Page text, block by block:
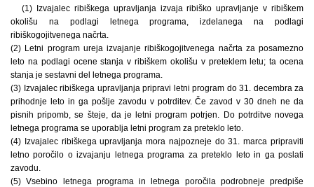
(1) Izvajalec ribiškega upravljanja izvaja ribiško upravljanje v ribiškem
okolišu na podlagi letnega programa, izdelanega na podlagi
ribiškogojitvenega načrta.
(2) Letni program ureja izvajanje ribiškogojitvenega načrta za posamezno
leto na podlagi ocene stanja v ribiškem okolišu v preteklem letu; ta ocena
stanja je sestavni del letnega programa.
(3) Izvajalec ribiškega upravljanja pripravi letni program do 31. decembra za
prihodnje leto in ga pošlje zavodu v potrditev. Če zavod v 30 dneh ne da
pisnih pripomb, se šteje, da je letni program potrjen. Do potrditve novega
letnega programa se uporablja letni program za preteklo leto.
(4) Izvajalec ribiškega upravljanja mora najpozneje do 31. marca pripraviti
letno poročilo o izvajanju letnega programa za preteklo leto in ga poslati
zavodu.
(5) Vsebino letnega programa in letnega poročila podrobneje predpiše